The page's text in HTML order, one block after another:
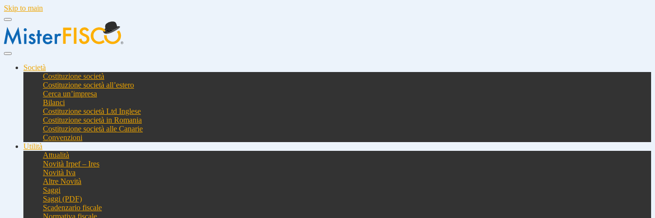
Skip to main
Società
Costituzione società
Costituzione società all’estero
Cerca un’impresa
Bilanci
Costituzione società Ltd Inglese
Costituzione società in Romania
Costituzione società alle Canarie
Convenzioni
Utilità
Attualità
Novità Irpef – Ires
Novità Iva
Altre Novità
Saggi
Saggi (PDF)
Scadenzario fiscale
Normativa fiscale